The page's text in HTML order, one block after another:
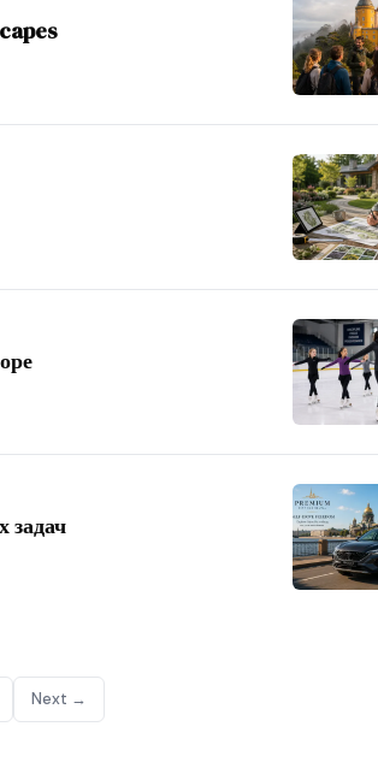
задач
Next →